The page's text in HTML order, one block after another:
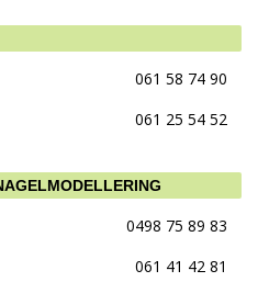
061 58 74 90
061 25 54 52
0498 75 89 83
061 41 42 81